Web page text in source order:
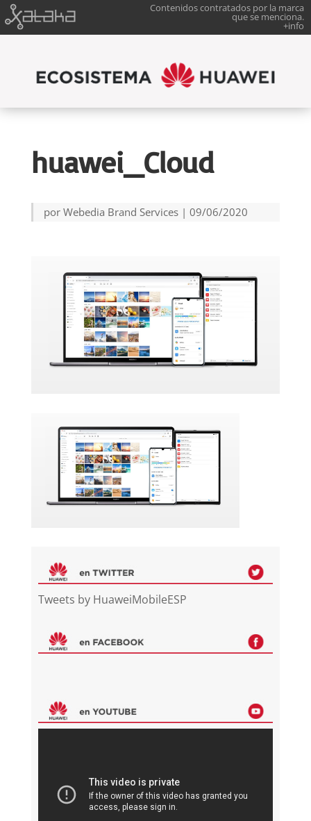
Contenidos contratados por la marca
que se menciona.
+info
huawei_Cloud
por Webedia Brand Services| 09/06/2020
Tweets by HuaweiMobileESP